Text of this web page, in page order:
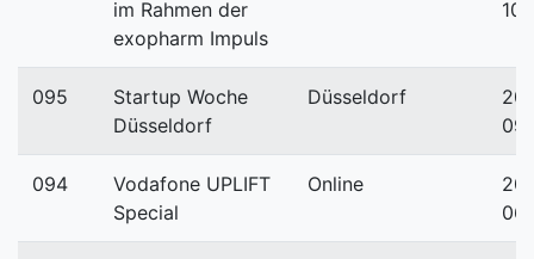
im Rahmen der
exopharm Impuls
095
Startup Woche
Düsseldorf
Düsseldorf
094
Vodafone UPLIFT
Special
Online